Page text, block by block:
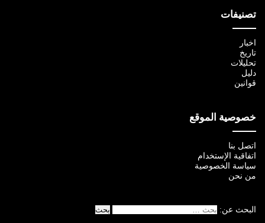
تصنيفات
اخبار
تاريخ
تحليلات
دليل
قوانين
خصوصية الموقع
اتصل بنا
اتفاقية الإستخدام
سياسة الخصوصية
من نحن
البحث عن: